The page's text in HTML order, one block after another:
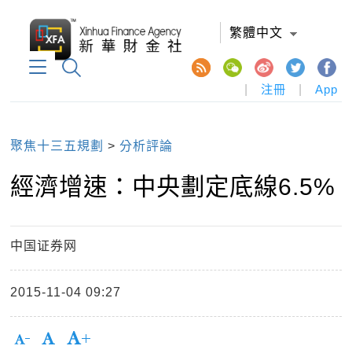
繁體中文
注冊 App
聚焦十三五規劃 >分析評論
經濟增速：中央劃定底線6.5%
中国证券网
2015-11-04 09:27